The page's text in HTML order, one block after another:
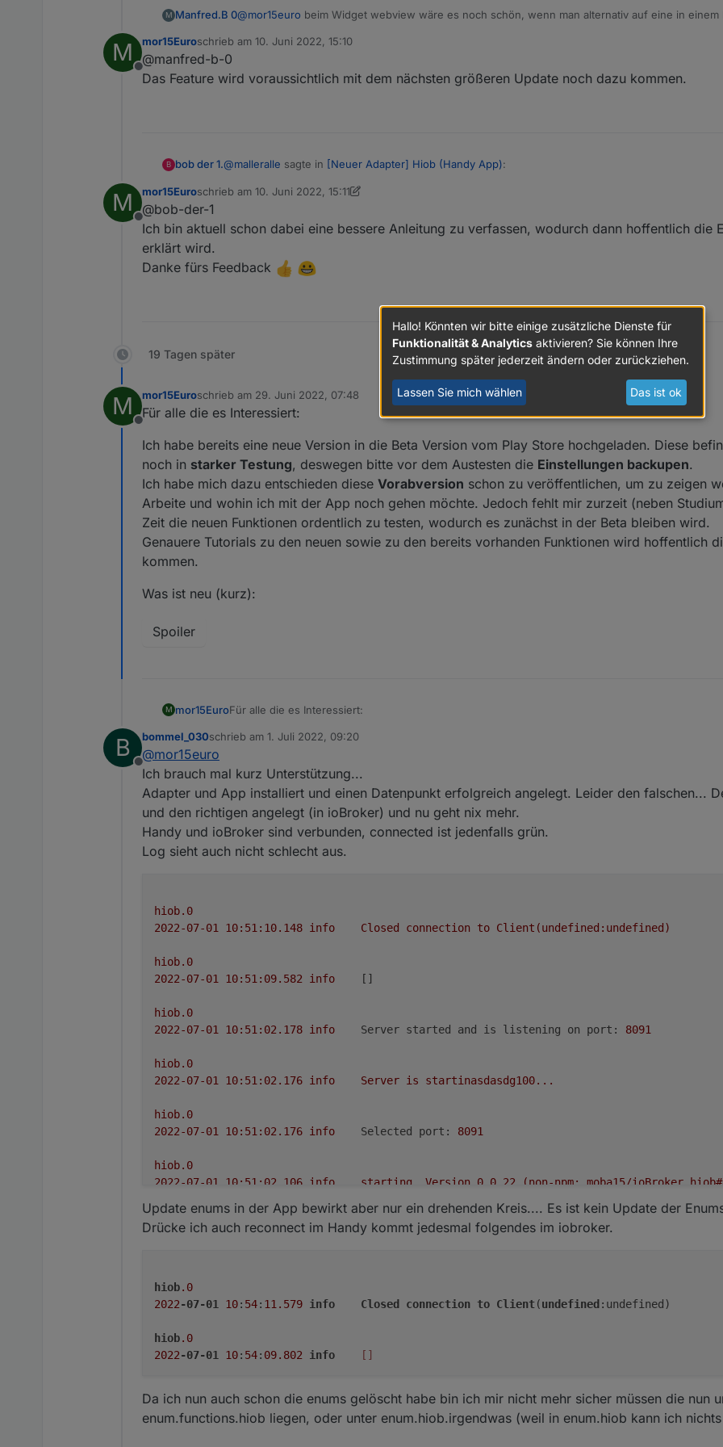
M Manfred.B 0@mor15euro beim Widget webview wäre es noch schön, wenn man alternativ auf eine in einem
M
Offline
mor15Euroschrieb am 10. Juni 2022, 15:10
zuletzt editiert von
@manfred-b-0
Das Feature wird voraussichtlich mit dem nächsten größeren Update noch dazu kommen.
B bob der 1.@malleralle sagte in [Neuer Adapter] Hiob (Handy App):
Nee, das ist bisher schon recht sinnig.
Ich habe das Gestern bei mir schon soweit eingerichtet.
Sinnig ja,aber sehr frickelig am Anfang bis man weis was man genau tun muss.Wäre sicher
Ansich einw mega Idee,Adapter und App vom selben Entwickler zu haben.
M
Offline
mor15Euroschrieb am 10. Juni 2022, 15:11
zuletzt editiert von mor15Euro 6. Okt. 2022, 17:12
@bob-der-1
Ich bin aktuell schon dabei eine bessere Anleitung zu verfassen, wodurch dann hoffentlich die
erklärt wird.
Danke fürs Feedback
19 Tagen später
M
Offline
mor15Euroschrieb am 29. Juni 2022, 07:48
zuletzt editiert von
Für alle die es Interessiert:
Ich habe bereits eine neue Version in die Beta Version vom Play Store hochgeladen. Diese
noch in starker Testung, deswegen bitte vor dem Austesten die Einstellungen backupen.
Ich habe mich dazu entschieden diese Vorabversion schon zu veröffentlichen, um zu zeigen
Arbeite und wohin ich mit der App noch gehen möchte. Jedoch fehlt mir zurzeit (neben
Zeit die neuen Funktionen ordentlich zu testen, wodurch es zunächst in der Beta bleiben wird.
Genauere Tutorials zu den neuen sowie zu den bereits vorhanden Funktionen wird hoffentlich
kommen.
Was ist neu (kurz):
Spoiler
M mor15EuroFür alle die es Interessiert:
Ich habe bereits eine neue Version in die Beta Version vom Play Store hochgeladen. Diese
Ich habe mich dazu entschieden diese
und wohin ich mit der App noch gehen möchte. Jedoch fehlt mir zurzeit (neben Studium und
Funktionen ordentlich zu testen, wodurch es zunächst in der Beta bleiben wird.
Genauere Tutorials zu den neuen sowie zu den bereits vorhanden Funktionen wird hoffentlich die
Was ist neu (kurz):
Spoiler
B
Offline
bommel_030schrieb am 1. Juli 2022, 09:20
zuletzt editiert von
@mor15euro
Ich brauch mal kurz Unterstützung...
Adapter und App installiert und einen Datenpunkt erfolgreich angelegt. Leider den falschen...
und den richtigen angelegt (in ioBroker) und nu geht nix mehr.
Handy und ioBroker sind verbunden, connected ist jedenfalls grün.
Log sieht auch nicht schlecht aus.
hiob.0
info Closed connection to Client(undefined:undefined)
hiob.0
info
hiob.0
info Server started and is listening on port: 8091
hiob.0
info Server is startinasdasdg100...
hiob.0
info Selected port: 8091
hiob.0
info starting. Version 0.0 .22 (non-npm: moba15/
hiob.0
2022-07-01 10:51:01.801 debug States connected to redis: 0.0 .0.0 :9010
hiob.0
Update enums in der App bewirkt aber nur ein drehenden Kreis.... Es ist kein Update der
Drücke ich auch reconnect im Handy kommt jedesmal folgendes im iobroker.
hiob.0
2022-07-01 10: 54: 11.579 info Closed connection to Client(undefined :undefined)
hiob.0
2022-07-01 10: 54: 09.802 info []
Da ich nun auch schon die enums gelöscht habe bin ich mir nicht mehr sicher müssen die nun
enum.functions.hiob liegen, oder unter enum.hiob.irgendwas (weil in enum.hiob kann ich
Hallo! Könnten wir bitte einige zusätzliche Dienste für
Funktionalität & Analytics aktivieren? Sie können Ihre
Zustimmung später jederzeit ändern oder zurückziehen.
Lassen Sie mich wählen Das ist ok